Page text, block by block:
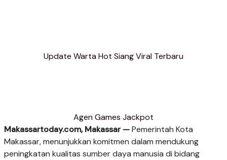
Update Warta Hot Siang Viral Terbaru
Agen Games Jackpot
Makassartoday.com, Makassar —Pemerintah Kota
Makassar, menunjukkan komitmen dalam mendukung
peningkatan kualitas sumber daya manusia di bidang